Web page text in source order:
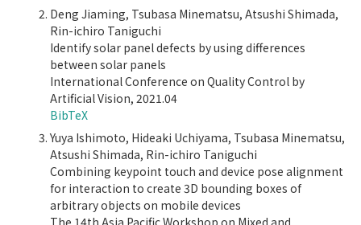
Deng Jiaming, Tsubasa Minematsu, Atsushi Shimada,
Rin-ichiro Taniguchi
Identify solar panel defects by using differences
between solar panels
International Conference on Quality Control by
Artificial Vision, 2021.04
BibTeX
Yuya Ishimoto, Hideaki Uchiyama, Tsubasa Minematsu,
Atsushi Shimada, Rin-ichiro Taniguchi
Combining keypoint touch and device pose alignment
for interaction to create 3D bounding boxes of
arbitrary objects on mobile devices
The 14th Asia Pacific Workshop on Mixed and